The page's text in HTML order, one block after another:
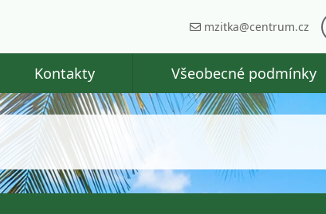
mzitka@centrum.cz
Kontakty Všeobecné podmínky